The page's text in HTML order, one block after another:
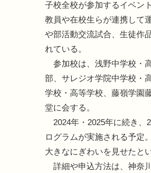
子校全校が参加するイベン
教員や在校生らが連携して
や部活動交流試合、生徒作
れている。
参加校は、浅野中学校・
部、サレジオ学院中学校・
学校・高等学校、藤嶺学園
堂に会する。
2024年・2025年に続き、
ログラムが実施される予定
大きなにぎわいを見せたと
詳細や申込方法は、神奈